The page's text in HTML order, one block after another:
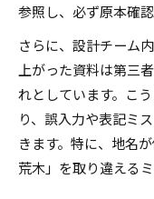
参照し、必ず原本確
さらに、設計チーム
上がった資料は第三
れとしています。こ
り、誤入力や表記ミ
きます。特に、地名
荒木」を取り違える